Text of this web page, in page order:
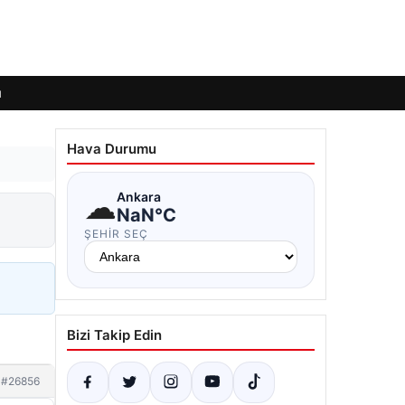
#26856
Hava Durumu
☁Ankara
NaN°C
ŞEHIR SEÇ
Bizi Takip Edin